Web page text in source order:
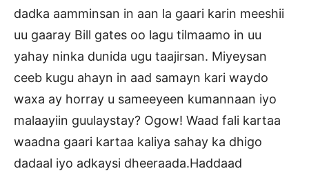
dadka aamminsan in aan la gaari karin meeshii
uu gaaray Bill gates oo lagu tilmaamo in uu
yahay ninka dunida ugu taajirsan. Miyeysan
ceeb kugu ahayn in aad samayn kari waydo
waxa ay horray u sameeyeen kumannaan iyo
malaayiin guulaystay? Ogow! Waad fali kartaa
waadna gaari kartaa kaliya sahay ka dhigo
dadaal iyo adkaysi dheeraada.Haddaad